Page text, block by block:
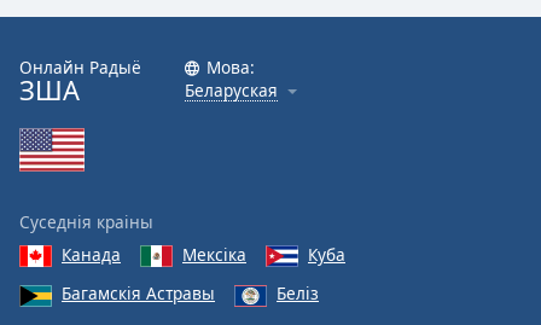
Онлайн Радыё
ЗША
Мова:
Беларуская
Суседнія краіны
Канада
Мексіка
Куба
Багамскія Астравы
Беліз